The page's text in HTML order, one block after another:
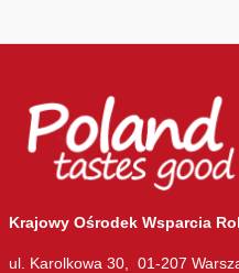
Krajowy Ośrodek Wsparcia
ul. Karolkowa 30, 01-207